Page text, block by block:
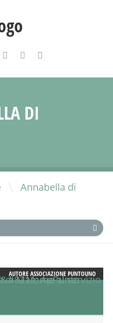
DI
\ Annabella di
AUTORE ASSOCIAZIONE PUNTOUNO